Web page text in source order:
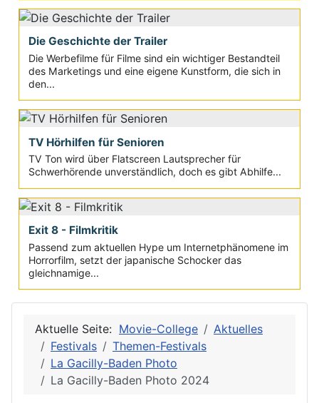
Die Geschichte der Trailer
Die Werbefilme für Filme sind ein wichtiger Bestandteil
des Marketings und eine eigene Kunstform, die sich in
den...
TV Hörhilfen für Senioren
TV Ton wird über Flatscreen Lautsprecher für
Schwerhörende unverständlich, doch es gibt Abhilfe...
Exit 8 - Filmkritik
Passend zum aktuellen Hype um Internetphänomene im
Horrorfilm, setzt der japanische Schocker das
gleichnamige...
Aktuelle Seite: Movie-College
Aktuelles
Festivals
Themen-Festivals
La Gacilly-Baden Photo
La Gacilly-Baden Photo 2024